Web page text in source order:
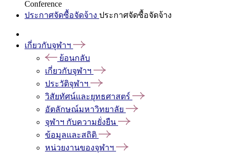
Conference
ประกาศจัดซื้อจัดจ้าง ประกาศจัดซื้อจัดจ้าง
เกี่ยวกับจุฬาฯ
ย้อนกลับ
เกี่ยวกับจุฬาฯ
ประวัติจุฬาฯ
วิสัยทัศน์และยุทธศาสตร์
อัตลักษณ์มหาวิทยาลัย
จุฬาฯ กับความยั่งยืน
ข้อมูลและสถิติ
หน่วยงานของจุฬาฯ